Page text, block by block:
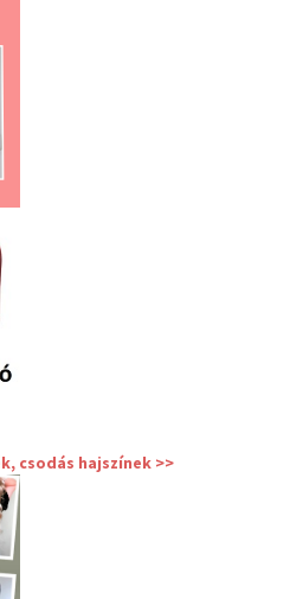
csodás hajszínek >>